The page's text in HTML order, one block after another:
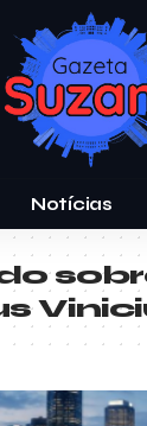
Notícias